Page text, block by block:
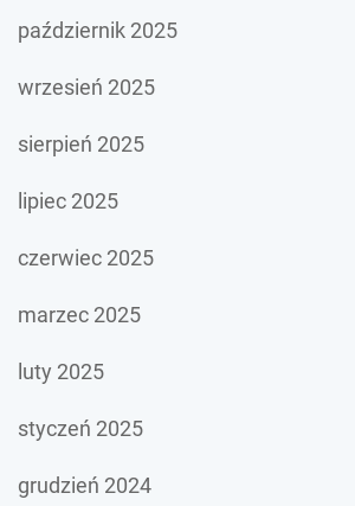
październik 2025
wrzesień 2025
sierpień 2025
lipiec 2025
czerwiec 2025
marzec 2025
luty 2025
styczeń 2025
grudzień 2024